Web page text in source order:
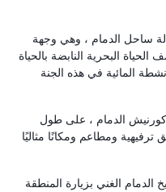
ساحل الدمام ، وهي وجهة
البحرية النابضة بالحياة
المائية في هذه الجنة
كورنيش الدمام ، على طول
ومطاعم ومكانًا مثاليًا
الدمام الغني بزيارة المنطقة